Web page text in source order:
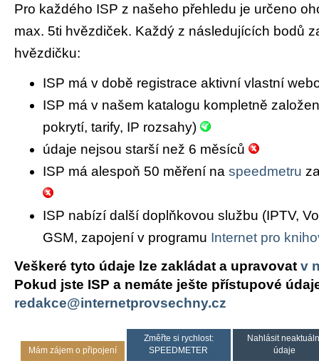
Pro každého ISP z našeho přehledu je určeno
max. 5ti hvězdiček. Každý z následujících bodů
hvězdičku:
ISP má v době registrace aktivní vlastní
ISP má v našem katalogu kompletně
pokrytí, tarify, IP rozsahy)
údaje nejsou starší než 6 měsíců
ISP má alespoň 50 měření na speedmetru
ISP nabízí další doplňkovou službu (IPTV,
GSM, zapojení v programu Internet pro
Veškeré tyto údaje lze zakládat a upravovat v
Pokud jste ISP a nemáte ješte přístupové
redakce@internetprovsechny.cz
Mám zájem o připojení
Změřte si rychlost:
SPEEDMETER
Nahlásit
údaje